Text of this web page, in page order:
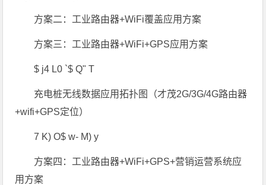
方案二：工业路由器+WiFi覆盖应用方案
方案三：工业路由器+WiFi+GPS应用方案
$ j4 L0 `$ Q" T
充电桩无线数据应用拓扑图（才茂2G/3G/4G路由器
+wifi+GPS定位）
7 K) O$ w- M) y
方案四：工业路由器+WiFi+GPS+营销运营系统应
用方案